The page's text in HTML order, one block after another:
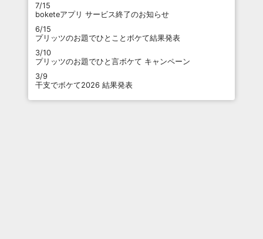
7/15
boketeアプリ サービス終了のお知らせ
6/15
プリッツのお題でひとことボケて結果発表
3/10
プリッツのお題でひと言ボケて キャンペーン
3/9
干支でボケて2026 結果発表